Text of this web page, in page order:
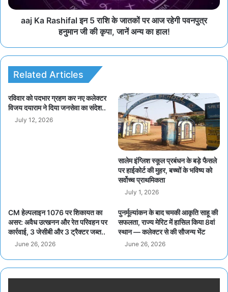
aaj Ka Rashifal इन 5 राशि के जातकों पर आज रहेगी पवनपुत्र
हनुमान जी की कृपा, जानें अन्य का हाल!
Related Articles
रविवार को पदभार ग्रहण कर नए कलेक्टर
विजय दयाराम ने दिया जनसेवा का संदेश..
July 12, 2026
सालेम इंग्लिश स्कूल प्रबंधन के बड़े फैसले
पर हाईकोर्ट की मुहर, बच्चों के भविष्य को
सर्वोच्च प्राथमिकता
July 1, 2026
CM हेल्पलाइन 1076 पर शिकायत का
असर: अवैध उत्खनन और रेत परिवहन पर
कार्रवाई, 3 जेसीबी और 3 ट्रैक्टर जब्त..
June 26, 2026
पुनर्मूल्यांकन के बाद चमकी आकृति साहू की
सफलता, राज्य मेरिट में हासिल किया 8वां
स्थान — कलेक्टर से की सौजन्य भेंट
June 26, 2026